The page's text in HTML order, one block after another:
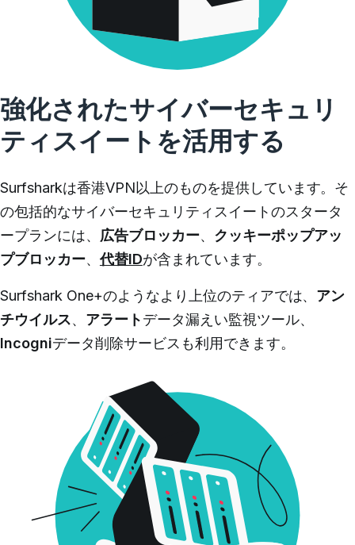
強化されたサイバーセキュリ
ティスイートを活用する
Surfsharkは香港VPN以上のものを提供しています。 そ
の包括的なサイバーセキュリティスイートのスタータ
ープランには、
広告ブロッカー、 クッキーポップアッ
プブロッカー、代替IDが含まれています。
Surfshark One+のようなより上位のティアでは、 アン
チウイルス、 アラートデータ漏えい監視ツール、
Incogniデータ削除サービスも利用できます。